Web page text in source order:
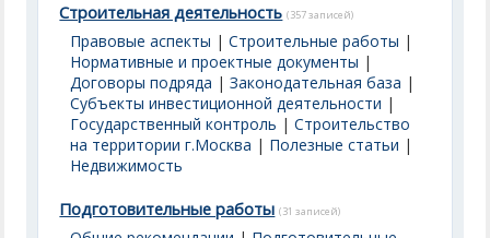
Строительная деятельность (357 записей)
Правовые аспекты |Строительные работы |
Нормативные и проектные документы |
Договоры подряда |Законодательная база |
Субъекты инвестиционной деятельности |
Государственный контроль |Строительство
на территории г.Москва | Полезные статьи |
Недвижимость
Подготовительные работы (31 записей)